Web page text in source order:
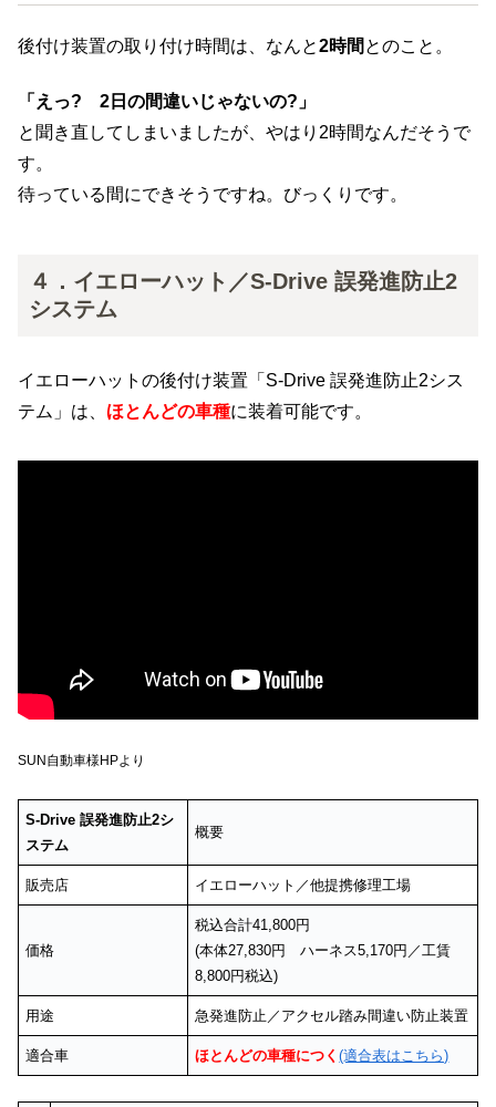
後付け装置の取り付け時間は、なんと2時間 とのこと。
「えっ? 2日の間違いじゃないの?」
と聞き直してしまいましたが、やはり2時間なんだそうで
す。
待っている間にできそうですね。びっくりです。
４．イエローハット／S-Drive 誤発進防止2
システム
イエローハットの後付け装置「S-Drive 誤発進防止2シス
テム」は、 ほとんどの車種に装着可能です。
SUN自動車様HPより
S-Drive 誤発進防止2シ
ステム
概要
販売店 イエローハット／他提携修理工場
価格
税込合計41,800円
(本体27,830円
ハーネス5,170円／工賃
8,800円税込)
用途 急発進防止／アクセル踏み間違い防止装置
適合車 ほとんどの車種につく(適合表はこちら)